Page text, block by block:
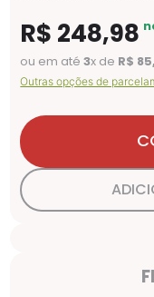
R$ 248,98
ou em até3x de R$ 85,
Outras opções de